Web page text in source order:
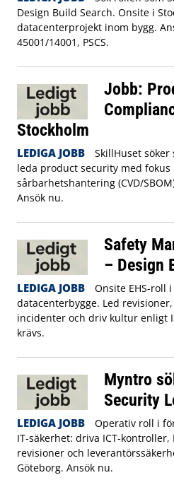
Design Build Search. Onsite i
datacenterprojekt inom bygg.
45001/14001, PSCS.
Jobb:
Stockholm
LEDIGA JOBB
SkillHuset söker
leda product security med fokus
sårbarhetshantering (CVD/
Ansök nu.
Safety
– Design
LEDIGA JOBB
Onsite EHS-roll
datacenterbygge. Led
incidenter och driv kultur enligt
krävs.
Myntro
Security
LEDIGA JOBB
Operativ roll i
IT‑säkerhet: driva ICT‑kontroller,
revisioner och
Göteborg. Ansök nu.